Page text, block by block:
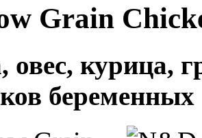
Grain
овес, курица,